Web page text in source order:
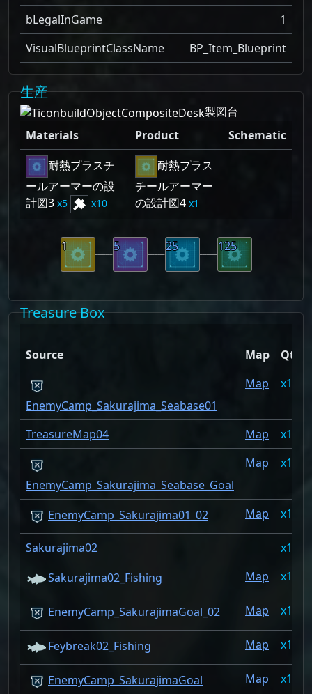
bLegalInGame
1
VisualBlueprintClassName
BP_Item_Blueprint
生産
製図台
Materials
Product
Schematic
耐熱プラスチ
ールアーマーの設
計図3 5 10
耐熱プラス
チールアーマー
の設計図4
1
125
25
5
1
Treasure Box
Source Map Qty
EnemyCamp_Sakurajima_Seabase01
Map 1
TreasureMap04 Map 1
EnemyCamp_Sakurajima_Seabase_Goal
Map 1
EnemyCamp_Sakurajima01_02 Map 1
Sakurajima02
1
Sakurajima02_Fishing
Map 1
EnemyCamp_SakurajimaGoal_02 Map 1
Feybreak02_Fishing Map 1
EnemyCamp_SakurajimaGoal Map 1